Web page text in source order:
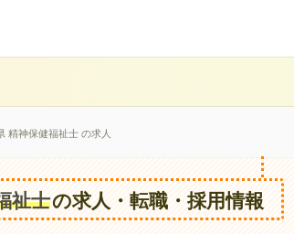
精神保健福祉士 の求人
祉士の求人・転職・採用情報